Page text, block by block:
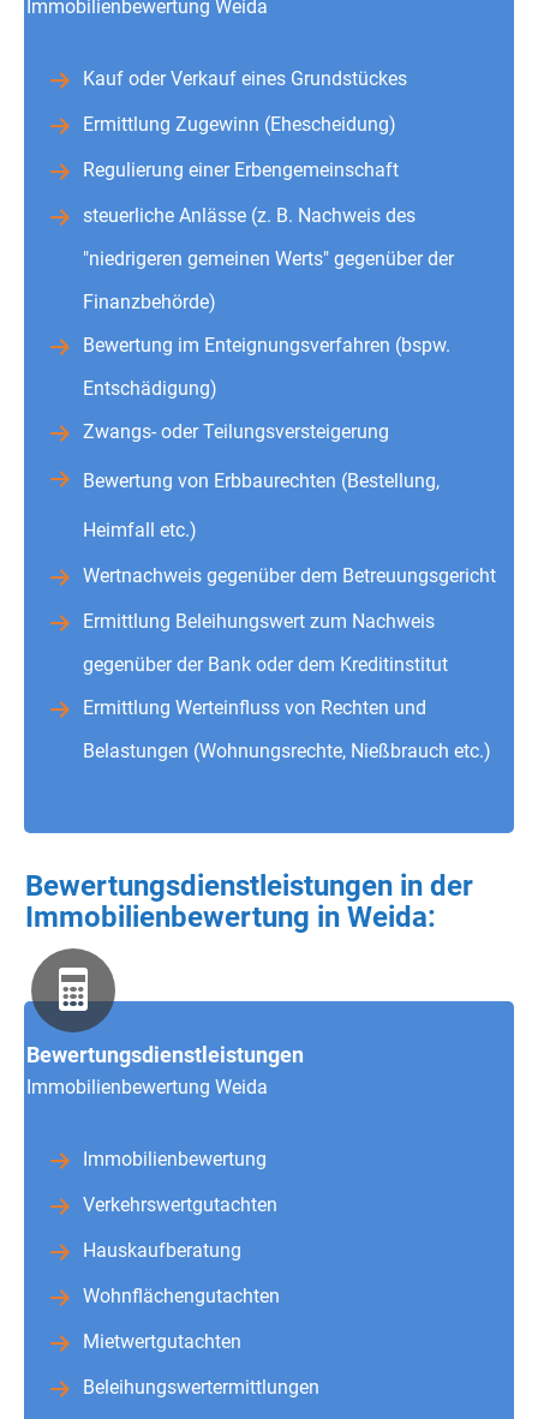
Immobilienbewertung Weida
Kauf oder Verkauf eines Grundstückes
Ermittlung Zugewinn (Ehescheidung)
Regulierung einer Erbengemeinschaft
steuerliche Anlässe (z. B. Nachweis des
"niedrigeren gemeinen Werts" gegenüber der
Finanzbehörde)
Bewertung im Enteignungsverfahren (bspw.
Entschädigung)
Zwangs- oder Teilungsversteigerung
Bewertung von Erbbaurechten (Bestellung,
Heimfall etc.)
Wertnachweis gegenüber dem Betreuungsgericht
Ermittlung Beleihungswert zum Nachweis
gegenüber der Bank oder dem Kreditinstitut
Ermittlung Werteinfluss von Rechten und
Belastungen (Wohnungsrechte, Nießbrauch etc.)
Bewertungsdienstleistungen in der
Immobilienbewertung in Weida:
Bewertungsdienstleistungen
Immobilienbewertung Weida
Immobilienbewertung
Verkehrswertgutachten
Hauskaufberatung
Wohnflächengutachten
Mietwertgutachten
Beleihungswertermittlungen